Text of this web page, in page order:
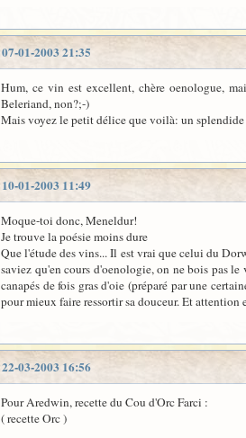
07-01-2003 21:35
Hum, ce vin est excellent, chère oenologue,
Beleriand, non?;-)
Mais voyez le petit délice que voilà: un
10-01-2003 11:49
Moque-toi donc, Meneldur!
Je trouve la poésie moins dure
Que l'étude des vins... Il est vrai que celui du
saviez qu'en cours d'oenologie, on ne bois pas
canapés de fois gras d'oie (préparé par une
pour mieux faire ressortir sa douceur. Et
22-03-2003 16:56
Pour Aredwin, recette du Cou d'Orc Farci :
( recette Orc )